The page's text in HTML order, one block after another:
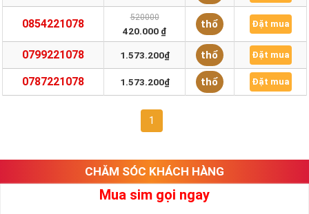
0854221078 520000
420.000 ₫
thổ Đặt mua
0799221078 1.573.200₫ thổ Đặt mua
0787221078 1.573.200₫ thổ Đặt mua
1
CHĂM SÓC KHÁCH HÀNG
Mua sim gọi ngay